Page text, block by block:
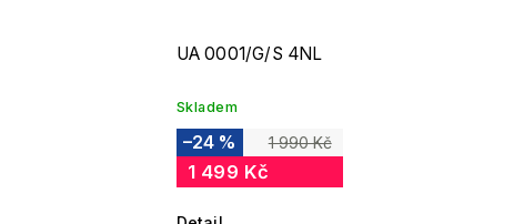
UA 0001/G/S 4NL
Skladem
1 990 Kč
–24 %
1 499 Kč